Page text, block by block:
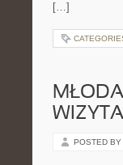
[…]
POSTED BY